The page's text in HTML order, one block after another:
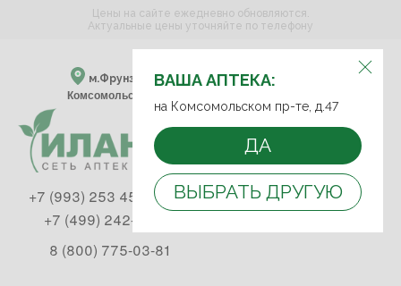
ВЫБЕРИТЕ АПТЕКУ:
м.Фрунзенская м.Спортивная
Комсомольский пр-т, д. 47
ВАША АПТЕКА:
на Комсомольском пр-те, д.47
ДА
ВЫБРАТЬ ДРУГУЮ
Цены на сайте ежедневно обновляются.
Актуальные цены уточняйте по телефону
+7 (993) 253 45 93
+7 (499) 242-90-85
8 (800) 775-03-81